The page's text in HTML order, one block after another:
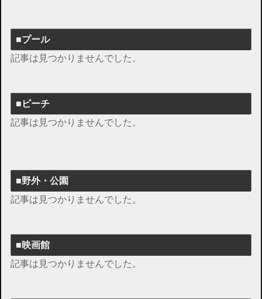
■プール
記事は見つかりませんでした。
■ビーチ
記事は見つかりませんでした。
■野外・公園
記事は見つかりませんでした。
■映画館
記事は見つかりませんでした。